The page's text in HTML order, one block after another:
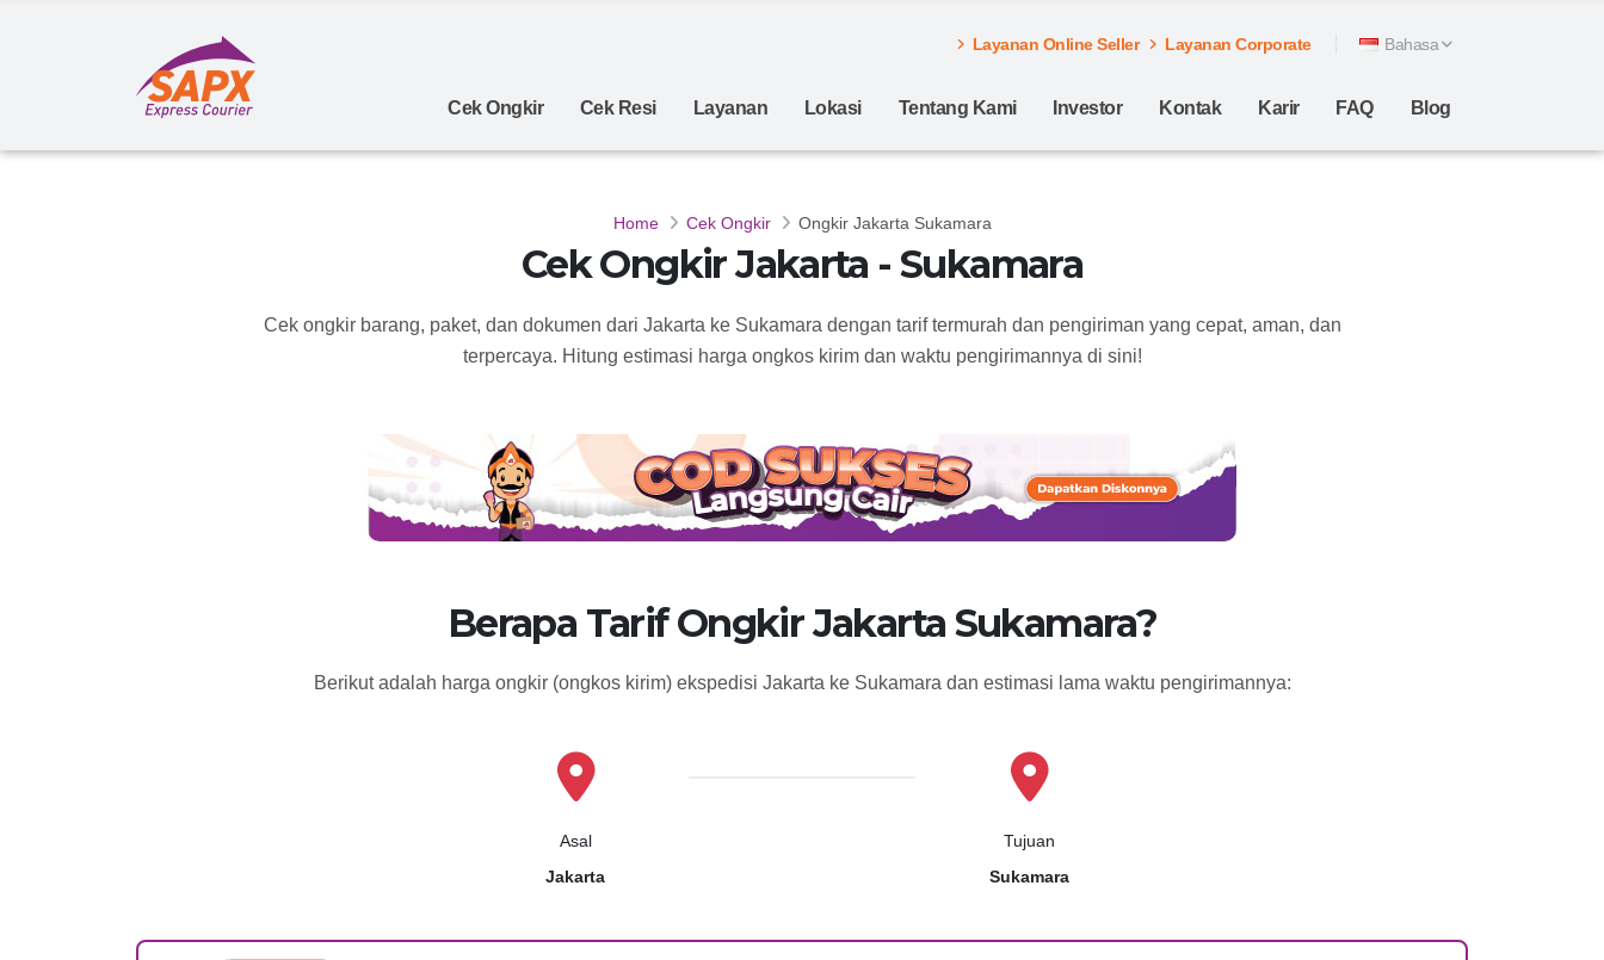
Layanan Online Seller Layanan Corporate Bahasa
Cek Ongkir Cek Resi Layanan Lokasi Tentang Kami Investor Kontak Karir FAQ Blog
Home Cek Ongkir Ongkir Jakarta Sukamara
Cek Ongkir Jakarta - Sukamara
Cek ongkir barang, paket, dan dokumen dari Jakarta ke Sukamara dengan tarif termurah dan pengiriman yang cepat, aman, dan
terpercaya. Hitung estimasi harga ongkos kirim dan waktu pengirimannya di sini!
Berapa Tarif Ongkir Jakarta Sukamara?
Berikut adalah harga ongkir (ongkos kirim) ekspedisi Jakarta ke Sukamara dan estimasi lama waktu pengirimannya:
Asal
Jakarta
Tujuan
Sukamara